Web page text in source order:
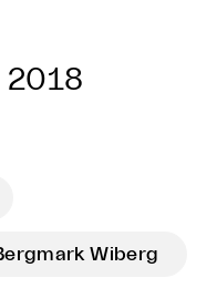
2018
Wiberg